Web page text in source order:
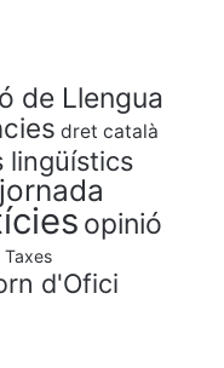
de Llengua
dret català
lingüístics
jornada
opinió
Taxes
d'Ofici